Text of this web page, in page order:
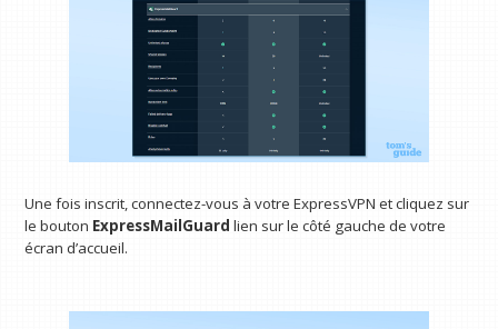
Une fois inscrit, connectez-vous à votre ExpressVPN et cliquez sur
le bouton ExpressMailGuard lien sur le côté gauche de votre
écran d’accueil.